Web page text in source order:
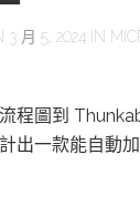
3 月 5, 2024 IN
程圖到
出一款能自動